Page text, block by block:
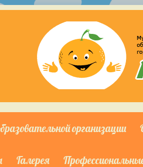
организации
Галерея